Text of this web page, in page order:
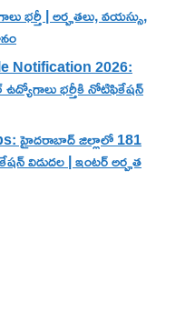
భర్తీ | అర్హతలు, వయస్సు,
Notification 2026:
భర్తీకి నోటిఫికేషన్
హైదరాబాద్ జిల్లాలో 181
విడుదల | ఇంటర్ అర్హత